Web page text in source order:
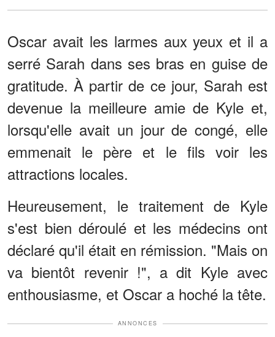
Oscar avait les larmes aux yeux et il a
serré Sarah dans ses bras en guise de
gratitude. À partir de ce jour, Sarah est
devenue la meilleure amie de Kyle et,
lorsqu'elle avait un jour de congé, elle
emmenait le père et le fils voir les
attractions locales.
Heureusement, le traitement de Kyle
s'est bien déroulé et les médecins ont
déclaré qu'il était en rémission. "Mais on
va bientôt revenir !", a dit Kyle avec
enthousiasme, et Oscar a hoché la tête.
ANNONCES